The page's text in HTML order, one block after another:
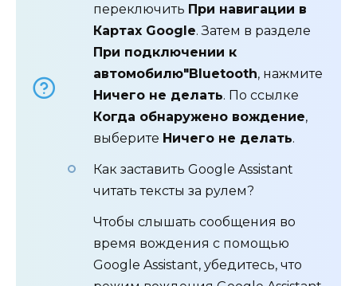
переключить При навигации в
Картах Google. Затем в разделе
При подключении к
автомобилю"Bluetooth, нажмите
Ничего не делать. По ссылке
Когда обнаружено вождение,
выберите Ничего не делать.
Как заставить Google Assistant
читать тексты за рулем?
Чтобы слышать сообщения во
время вождения с помощью
Google Assistant, убедитесь, что